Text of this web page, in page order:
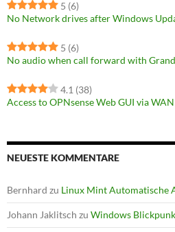
5 (6)
No Network drives after Windows
5 (6)
No audio when call forward with
4.1 (38)
Access to OPNsense Web GUI via
NEUESTE KOMMENTARE
Bernhard zu Linux Mint Automatische
Johann Jaklitsch zu Windows